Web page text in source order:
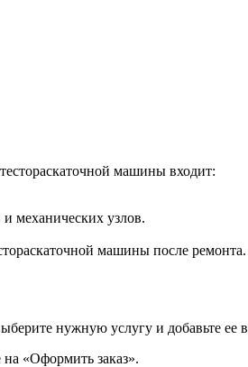
машины входит:
и механических узлов.
машины после ремонта.
нужную услугу и добавьте ее
«Оформить заказ».